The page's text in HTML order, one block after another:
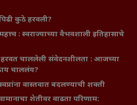
कुठे हरवली?
: स्वराज्याच्या वैभवशाली इतिहासाचे
हरवत चाललेली संवेदनशीलता : आजच्या
चाललंय?
वास्तवात बदलण्याची शक्ती
शेतीवर वाढता परिणाम: